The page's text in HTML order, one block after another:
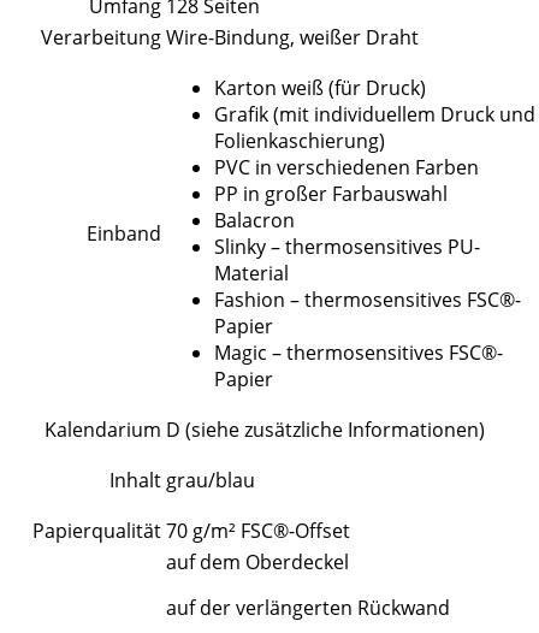
Umfang 128 Seiten
VerarbeitungWire-Bindung, weißer Draht
Einband
Karton weiß (für Druck)
Grafik (mit individuellem Druck und
Folienkaschierung)
PVC in verschiedenen Farben
PP in großer Farbauswahl
Balacron
Slinky – thermosensitives PU-
Material
Fashion – thermosensitives FSC®-
Papier
Magic – thermosensitives FSC®-
Papier
Kalendarium D (siehe zusätzliche Informationen)
Inhalt grau/blau
Papierqualität70 g/m² FSC®-Offset
auf dem Oberdeckel
auf der verlängerten Rückwand